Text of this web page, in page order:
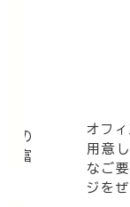
の
豊富
オフ
用意
なご
ジを